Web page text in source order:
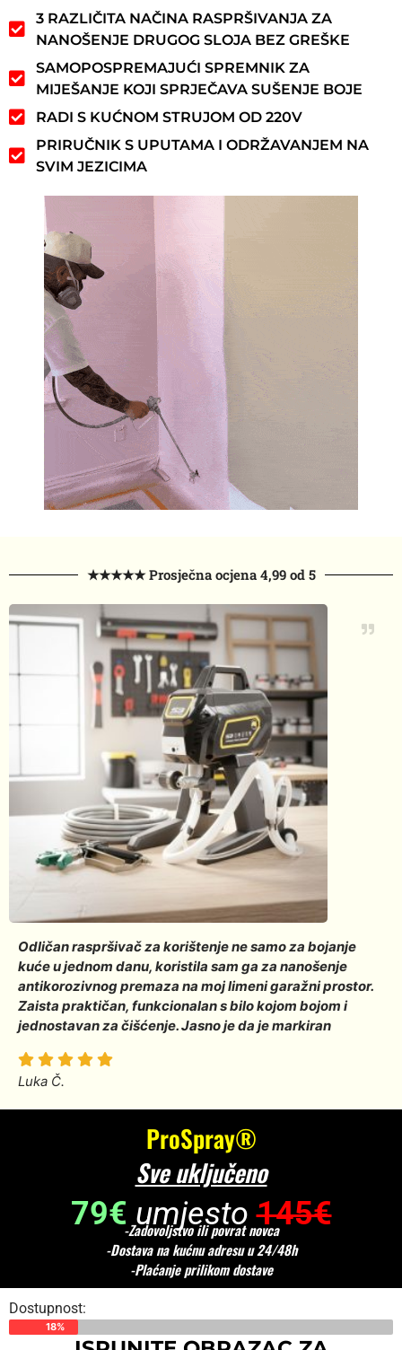
3 RAZLIČITA NAČINA RASPRŠIVANJA ZA
NANOŠENJE DRUGOG SLOJA BEZ GREŠKE
SAMOPOSPREMAJUĆI SPREMNIK ZA
MIJEŠANJE KOJI SPRJEČAVA SUŠENJE BOJE
RADI S KUĆNOM STRUJOM OD 220V
PRIRUČNIK S UPUTAMA I ODRŽAVANJEM NA
SVIM JEZICIMA
★★★★★ Prosječna ocjena 4,99 od 5
Odličan raspršivač za korištenje ne samo za bojanje
kuće u jednom danu, koristila sam ga za nanošenje
antikorozivnog premaza na moj limeni garažni prostor.
Zaista praktičan, funkcionalan s bilo kojom bojom i
jednostavan za čišćenje. Jasno je da je markiran
Luka Č.
ProSpray®
Sve uključeno
79€umjesto145€
-Zadovoljstvo ili povrat novca
-Dostava na kućnu adresu u 24/48h
-Plaćanje prilikom dostave
Dostupnost:
18%